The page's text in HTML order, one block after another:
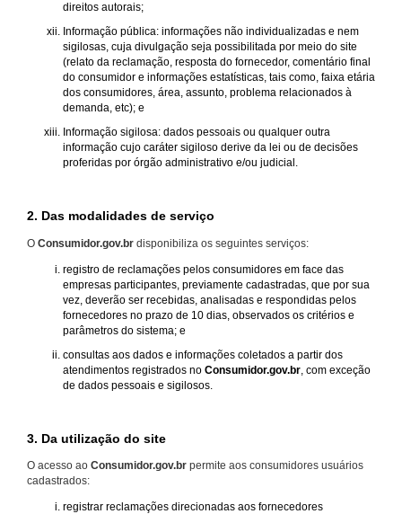
direitos autorais;
Informação pública: informações não individualizadas e nem
sigilosas, cuja divulgação seja possibilitada por meio do site
(relato da reclamação, resposta do fornecedor, comentário final
do consumidor e informações estatísticas, tais como, faixa etária
dos consumidores, área, assunto, problema relacionados à
demanda, etc); e
Informação sigilosa: dados pessoais ou qualquer outra
informação cujo caráter sigiloso derive da lei ou de decisões
proferidas por órgão administrativo e/ou judicial.
2. Das modalidades de serviço
O Consumidor.gov.br disponibiliza os seguintes serviços:
registro de reclamações pelos consumidores em face das
empresas participantes, previamente cadastradas, que por sua
vez, deverão ser recebidas, analisadas e respondidas pelos
fornecedores no prazo de 10 dias, observados os critérios e
parâmetros do sistema; e
consultas aos dados e informações coletados a partir dos
atendimentos registrados no Consumidor.gov.br , com exceção
de dados pessoais e sigilosos.
3. Da utilização do site
O acesso ao Consumidor.gov.br permite aos consumidores usuários
cadastrados:
registrar reclamações direcionadas aos fornecedores